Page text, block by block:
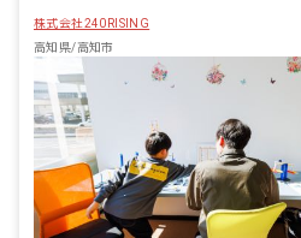
上記仕事内容以外にも、
することが可能です。
株式会社240RISING
高知県/高知市